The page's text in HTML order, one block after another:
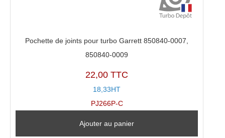
Pochette de joints pour turbo Garrett 850840-0007,
850840-0009
22,00 TTC
18,33HT
PJ266P-C
Ajouter au panier